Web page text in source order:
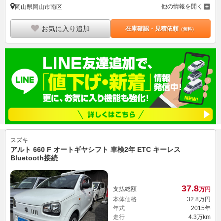
岡山県岡山市南区 他の情報を開く
お気に入り追加 在庫確認・見積依頼（無料）
スズキ
アルト 660 F オートギヤシフト 車検2年 ETC キーレス
Bluetooth接続
支払総額 37.8万円
本体価格
32. 8万円
年式
2015年
走行
4.3万km